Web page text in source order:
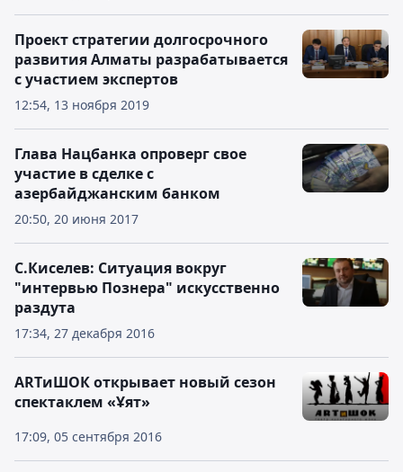
12:54, 13 ноября 2019
Проект стратегии долгосрочного
развития Алматы разрабатывается
с участием экспертов
20:50, 20 июня 2017
Глава Нацбанка опроверг свое
участие в сделке с
азербайджанским банком
17:34, 27 декабря 2016
С.Киселев: Ситуация вокруг
"интервью Познера" искусственно
раздута
17:09, 05 сентября 2016
ARTиШОК открывает новый сезон
спектаклем «Ұят»